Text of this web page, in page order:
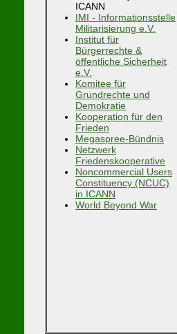
ICANN
IMI - Informationsstelle
Militarisierung e.V.
Institut für
Bürgerrechte &
öffentliche Sicherheit
e.V.
Komitee für
Grundrechte und
Demokratie
Kooperation für den
Frieden
Megaspree-Bündnis
Netzwerk
Friedenskooperative
Noncommercial Users
Constituency (NCUC)
in ICANN
World Beyond War